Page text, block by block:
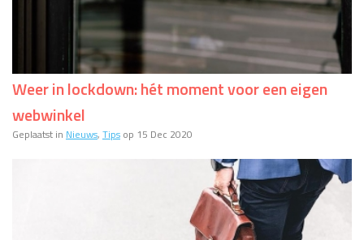
Weer in lockdown: hét moment voor een eigen
webwinkel
Geplaatst in Nieuws, Tips op 15 Dec 2020